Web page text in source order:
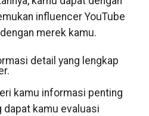
influencer YouTube
merek kamu.
detail yang lengkap
kamu informasi penting
dapat kamu evaluasi